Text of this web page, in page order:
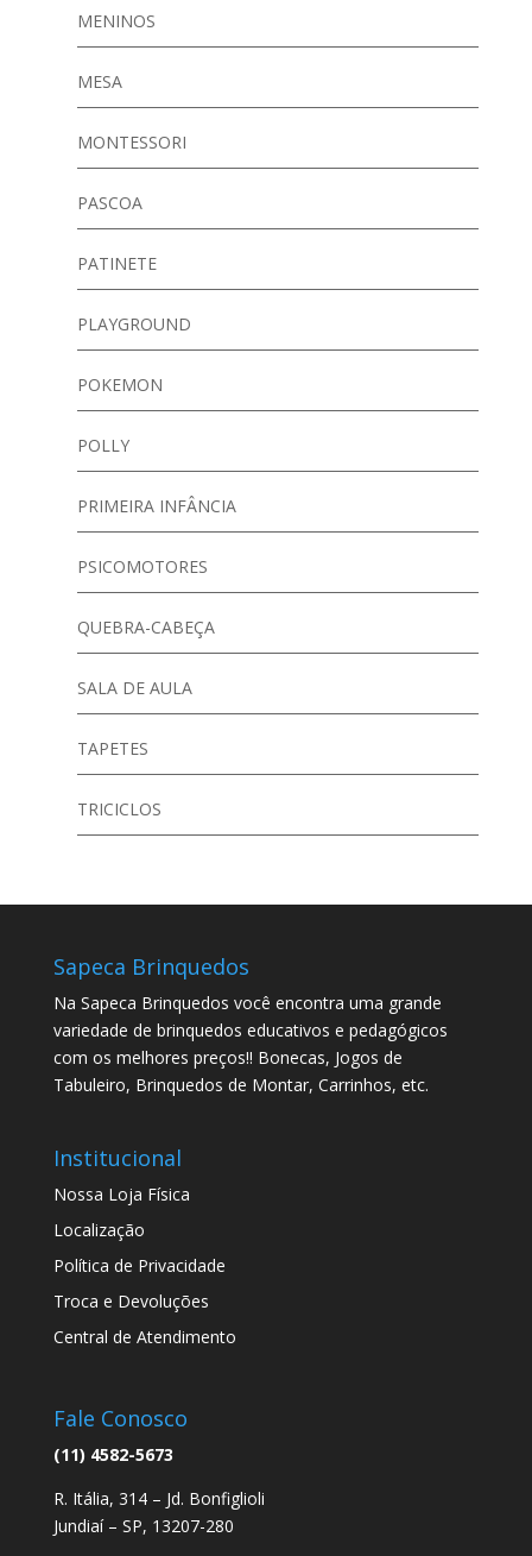
MENINOS
MESA
MONTESSORI
PASCOA
PATINETE
PLAYGROUND
POKEMON
POLLY
PRIMEIRA INFÂNCIA
PSICOMOTORES
QUEBRA-CABEÇA
SALA DE AULA
TAPETES
TRICICLOS
Sapeca Brinquedos
Na Sapeca Brinquedos você encontra uma grande
variedade de brinquedos educativos e pedagógicos
com os melhores preços!! Bonecas, Jogos de
Tabuleiro, Brinquedos de Montar, Carrinhos, etc.
Institucional
Nossa Loja Física
Localização
Política de Privacidade
Troca e Devoluções
Central de Atendimento
Fale Conosco
(11) 4582-5673
R. Itália, 314 – Jd. Bonfiglioli
Jundiaí – SP, 13207-280